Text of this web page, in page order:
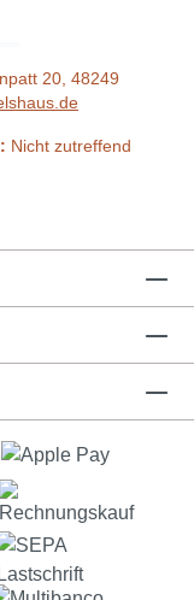
20, 48249
Nicht zutreffend